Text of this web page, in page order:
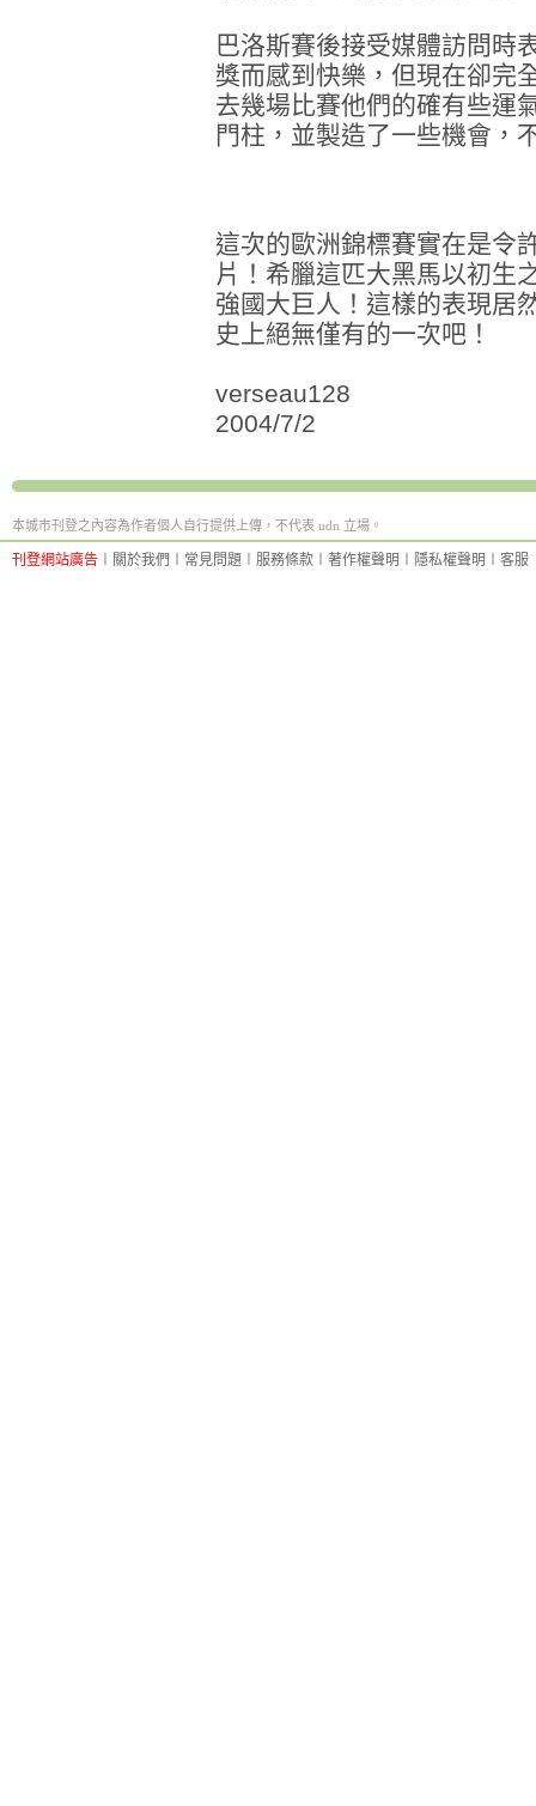
巴洛斯賽後接受媒體訪問時
獎而感到快樂，但現在卻完
去幾場比賽他們的確有些運
門柱，並製造了一些機會，
這次的歐洲錦標賽實在是令
片！希臘這匹大黑馬以初生
強國大巨人！這樣的表現居
史上絕無僅有的一次吧！
verseau128
2004/7/2
本城市刊登之內容為作者個人自行提供上傳，不代表 udn 立場。
刊登網站廣告 關於我們 常見問題 服務條款 著作權聲明 隱私權聲明 客服